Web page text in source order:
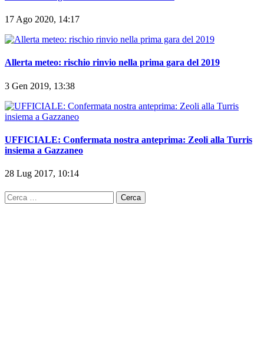
17 Ago 2020, 14:17
Allerta meteo: rischio rinvio nella prima gara del 2019
3 Gen 2019, 13:38
UFFICIALE: Confermata nostra anteprima: Zeoli alla Turris
insiema a Gazzaneo
28 Lug 2017, 10:14
Ricerca
per: